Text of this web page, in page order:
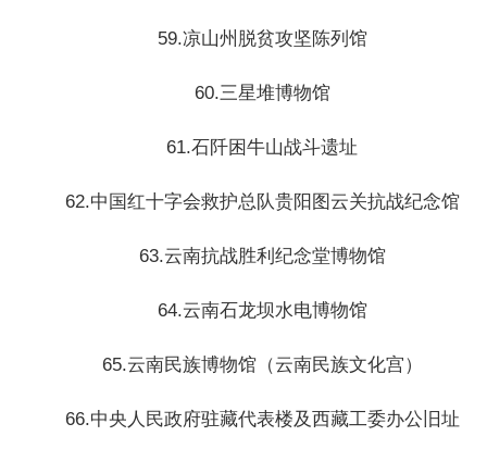
59.凉山州脱贫攻坚陈列馆
60.三星堆博物馆
61.石阡困牛山战斗遗址
62.中国红十字会救护总队贵阳图云关抗战纪念馆
63.云南抗战胜利纪念堂博物馆
64.云南石龙坝水电博物馆
65.云南民族博物馆（云南民族文化宫）
66.中央人民政府驻藏代表楼及西藏工委办公旧址